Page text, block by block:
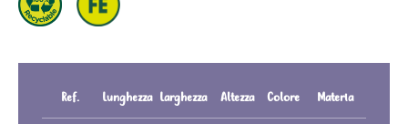
Ref. Lunghezza Larghezza Altezza Colore Materia